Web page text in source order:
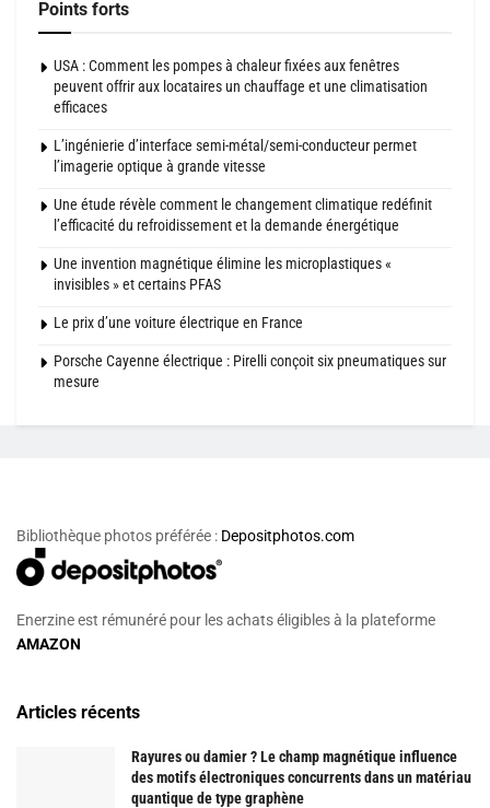
Points forts
USA : Comment les pompes à chaleur fixées aux fenêtres
peuvent offrir aux locataires un chauffage et une climatisation
efficaces
L’ingénierie d’interface semi-métal/semi-conducteur permet
l’imagerie optique à grande vitesse
Une étude révèle comment le changement climatique redéfinit
l’efficacité du refroidissement et la demande énergétique
Une invention magnétique élimine les microplastiques «
invisibles » et certains PFAS
Le prix d’une voiture électrique en France
Porsche Cayenne électrique : Pirelli conçoit six pneumatiques sur
mesure
Bibliothèque photos préférée : Depositphotos.com
Enerzine est rémunéré pour les achats éligibles à la plateforme
AMAZON
Articles récents
Rayures ou damier ? Le champ magnétique influence
des motifs électroniques concurrents dans un matériau
quantique de type graphène